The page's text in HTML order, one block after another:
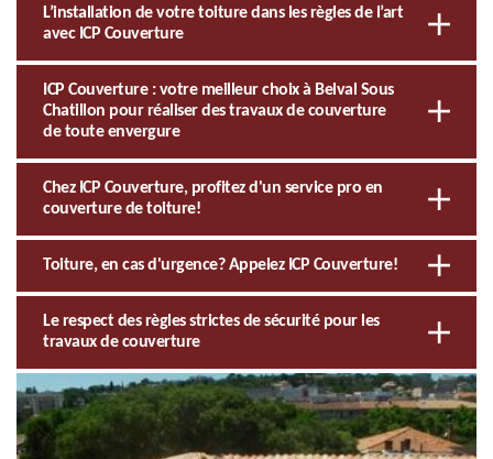
L’installation de votre toiture dans les règles de l’art
avec ICP Couverture
ICP Couverture : votre meilleur choix à Belval Sous
Chatillon pour réaliser des travaux de couverture
de toute envergure
Chez ICP Couverture, profitez d'un service pro en
couverture de toiture!
Toiture, en cas d'urgence? Appelez ICP Couverture!
Le respect des règles strictes de sécurité pour les
travaux de couverture